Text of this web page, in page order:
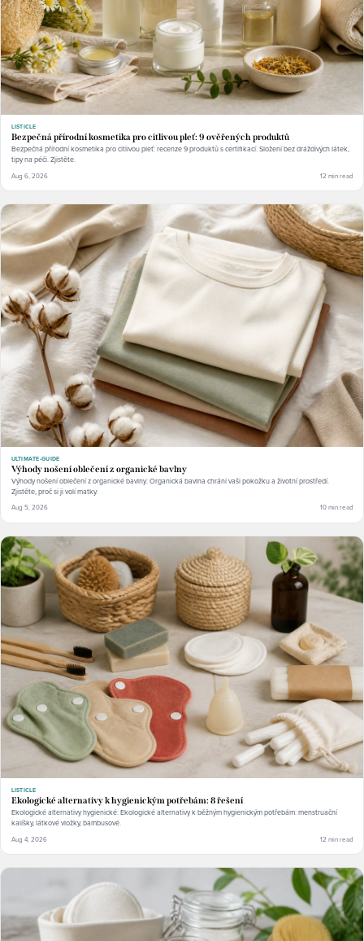
LISTICLE
Bezpečná přírodní kosmetika pro citlivou pleť: 9 ověřených produktů
Bezpečná přírodní kosmetika pro citlivou pleť: recenze 9 produktů s certifikací. Složení bez dráždivých látek,
tipy na péči. Zjistěte.
Aug 6, 2026 12 min read
ULTIMATE-GUIDE
Výhody nošení oblečení z organické bavlny
Výhody nošení oblečení z organické bavlny: Organická bavlna chrání vaši pokožku a životní prostředí.
Zjistěte, proč si ji volí matky.
Aug 5, 2026 10 min read
LISTICLE
Ekologické alternativy k hygienickým potřebám: 8 řešení
Ekologické alternativy hygienické: Ekologické alternativy k běžným hygienickým potřebám: menstruační
kalíšky, látkové vložky, bambusové.
Aug 4, 2026 12 min read